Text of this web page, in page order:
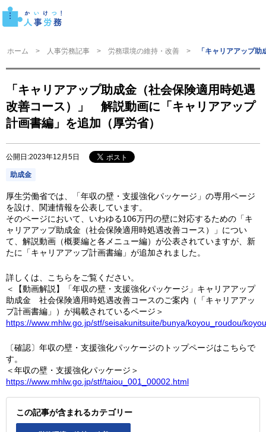
ホーム 人事労務記事 労務環境の維持・改善 「キャリアアップ
「キャリアアップ助成金（社会保険適用時処遇
改善コース）」 解説動画に「キャリアアップ
計画書編」を追加（厚労省）
公開日:2023年12月5日
助成金
厚生労働省では、「年収の壁・支援強化パッケージ」の専用ページ
を設け、関連情報を公表しています。
そのページにおいて、いわゆる106万円の壁に対応するための「キ
ャリアアップ助成金（社会保険適用時処遇改善コース）」につい
て、解説動画（概要編と各メニュー編）が公表されていますが、新
たに「キャリアアップ計画書編」が追加されました。
詳しくは、こちらをご覧ください。
＜【動画解説】「年収の壁・支援強化パッケージ」キャリアアップ
助成金 社会保険適用時処遇改善コースのご案内（「キャリアアッ
プ計画書編」）が掲載されているページ＞
https://www.mhlw.go.jp/stf/seisakunitsuite/bunya/koyou_roudou/
〔確認〕年収の壁・支援強化パッケージのトップページはこちらで
す。
＜年収の壁・支援強化パッケージ＞
https://www.mhlw.go.jp/stf/taiou_001_00002.html
この記事が含まれるカテゴリー